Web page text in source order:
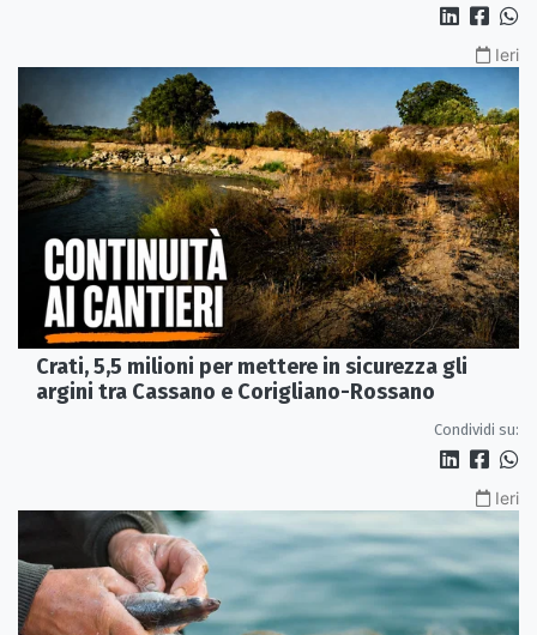
Ieri
Crati, 5,5 milioni per mettere in sicurezza gli
argini tra Cassano e Corigliano-Rossano
Condividi su:
Ieri